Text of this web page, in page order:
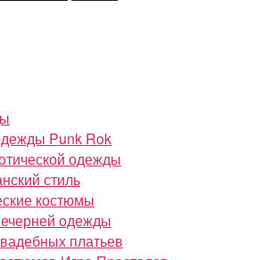
Punk Rok
одежды
стиль
костюмы
одежды
платьев